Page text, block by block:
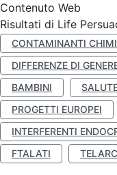
Contenuto Web
Risultati di Life
CONTAMINANTI
DIFFERENZE DI
BAMBINI
PROGETTI EUROPEI
INTERFERENTI
FTALATI